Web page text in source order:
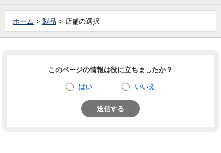
ホーム 製品 店舗の選択
このページの情報は役に立ちましたか？
はい いいえ
送信する